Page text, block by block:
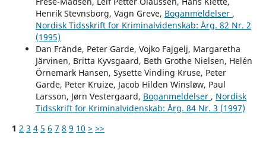
Henrik Stevnsborg, Vagn Greve, Boganmeldelser ,
Nordisk Tidsskrift for Kriminalvidenskab: Årg. 82 Nr. 2
(1995)
Dan Frände, Peter Garde, Vojko Fajgelj, Margaretha
Järvinen, Britta Kyvsgaard, Beth Grothe Nielsen, Helén
Örnemark Hansen, Sysette Vinding Kruse, Peter
Garde, Peter Kruize, Jacob Hilden Winsløw, Paul
Larsson, Jørn Vestergaard, Boganmeldelser , Nordisk
Tidsskrift for Kriminalvidenskab: Årg. 84 Nr. 3 (1997)
1 2 3 4 5 6 7 8 9 10 > >>